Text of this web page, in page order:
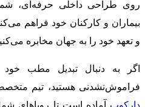
روی طراحی داخلی حرفه‌ای، شما
بیماران و کارکنان خود فراهم
و تعهد خود را به جهان مخابره
اگر به دنبال تبدیل مطب
فراموش‌نشدنی هستید، تیم